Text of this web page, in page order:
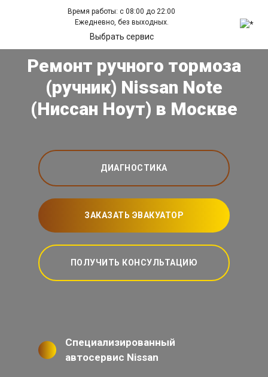
Время работы: с 08:00 до 22:00
Ежедневно, без выходных.
Выбрать сервис
Ремонт ручного тормоза
(ручник) Nissan Note
(Ниссан Ноут) в Москве
ДИАГНОСТИКА
ЗАКАЗАТЬ ЭВАКУАТОР
ПОЛУЧИТЬ КОНСУЛЬТАЦИЮ
Специализированный
автосервис Nissan